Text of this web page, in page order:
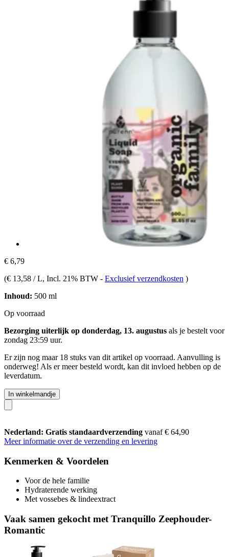
€ 6,79
(€ 13,58 / L, Incl. 21% BTW - Exclusief verzendkosten )
Inhoud: 500 ml
Op voorraad
Bezorging uiterlijk op donderdag, 13. augustus als je bestelt voor
zondag 23:59 uur.
Er zijn nog maar 18 stuks van dit artikel op voorraad. Aanvulling is
onderweg! Als er meer besteld wordt, kan dit invloed hebben op de
leverdatum.
In winkelmandje
Nederland: Gratis standaardverzending vanaf € 64,90
Meer informatie over de verzending en levering
Kenmerken & Voordelen
Voor de hele familie
Hydraterende werking
Met vossebes & lindeextract
Vaak samen gekocht met Tranquillo Zeephouder-
Romantic